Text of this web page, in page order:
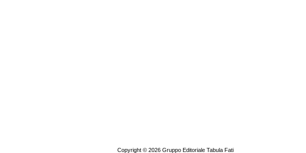
Copyright © 2026 Gruppo Editoriale Tabula Fati